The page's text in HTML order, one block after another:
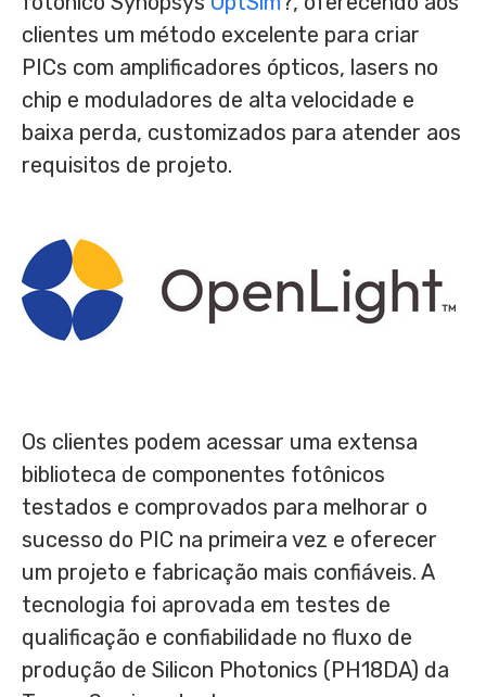
clientes um método excelente para criar
PICs com amplificadores ópticos, lasers no
chip e moduladores de alta velocidade e
baixa perda, customizados para atender aos
requisitos de projeto.
Os clientes podem acessar uma extensa
biblioteca de componentes fotônicos
testados e comprovados para melhorar o
sucesso do PIC na primeira vez e oferecer
um projeto e fabricação mais confiáveis. A
tecnologia foi aprovada em testes de
qualificação e confiabilidade no fluxo de
produção de Silicon Photonics (PH18DA) da